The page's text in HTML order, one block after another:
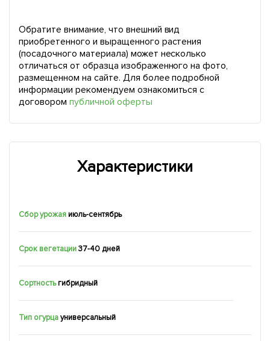
Обратите внимание, что внешний вид
приобретенного и выращенного растения
(посадочного материала) может несколько
отличаться от образца изображенного на фото,
размещенном на сайте. Для более подробной
информации рекомендуем ознакомиться с
договором публичной оферты
Характеристики
Сбор урожаяиюль-сентябрь
Срок вегетации 37-40 дней
Сортностьгибридный
Тип огурцауниверсальный